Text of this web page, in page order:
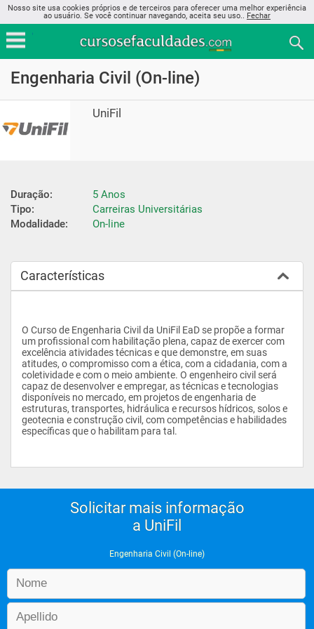
Nosso site usa cookies próprios e de terceiros para oferecer uma melhor experiência
ao usuário. Se você continuar navegando, aceita seu uso.. Fechar
Engenharia Civil (On-line)
UniFil
Duração:
5 Anos
Tipo:
Carreiras Universitárias
Modalidade:
On-line
Características
O Curso de Engenharia Civil da UniFil EaD se propõe a formar
um profissional com habilitação plena, capaz de exercer com
excelência atividades técnicas e que demonstre, em suas
atitudes, o compromisso com a ética, com a cidadania, com a
coletividade e com o meio ambiente. O engenheiro civil será
capaz de desenvolver e empregar, as técnicas e tecnologias
disponíveis no mercado, em projetos de engenharia de
estruturas, transportes, hidráulica e recursos hídricos, solos e
geotecnia e construção civil, com competências e habilidades
específicas que o habilitam para tal.
Solicitar mais informação
a UniFil
Engenharia Civil (On-line)